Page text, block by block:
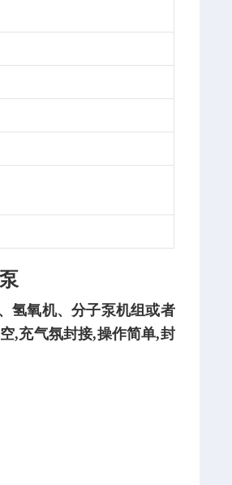
氢氧机、分子泵机组或者
,充气氛封接,操作简单,封